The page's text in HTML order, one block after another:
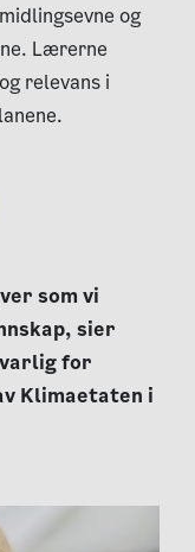
og
Lærerne
relevans i
som vi
sier
for
Klimaetaten i